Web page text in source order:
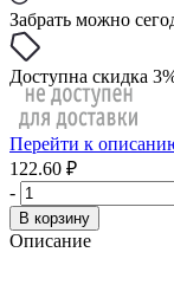
Забрать можно
Доступна скидка
Перейти к
122.60 ₽
-
В корзину
Описание